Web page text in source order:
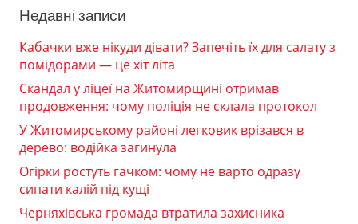
Недавні записи
Кабачки вже нікуди дівати? Запечіть їх для салату з
помідорами — це хіт літа
Скандал у ліцеї на Житомирщині отримав
продовження: чому поліція не склала протокол
У Житомирському районі легковик врізався в
дерево: водійка загинула
Огірки ростуть гачком: чому не варто одразу
сипати калій під кущі
Черняхівська громада втратила захисника